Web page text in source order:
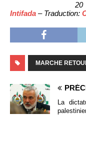
20
Intifada – Traduction:
MARCHE
La